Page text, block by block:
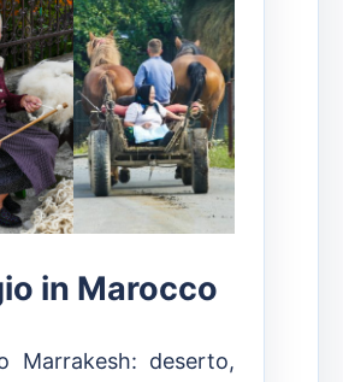
in Marocco
Marrakesh: deserto,